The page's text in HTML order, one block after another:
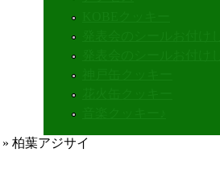
» 柏葉アジサイ